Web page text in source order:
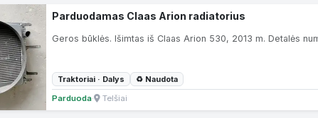
Parduodamas Claas Arion radiatorius
Geros būklės. Išimtas iš Claas Arion 530, 2013 m. Detalės
Traktoriai · Dalys
♻ Naudota
Parduoda· Telšiai